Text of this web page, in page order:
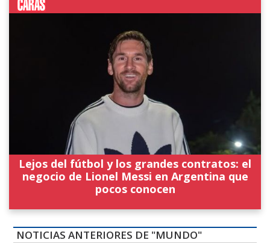
Lejos del fútbol y los grandes contratos: el
negocio de Lionel Messi en Argentina que
pocos conocen
NOTICIAS ANTERIORES DE "MUNDO"